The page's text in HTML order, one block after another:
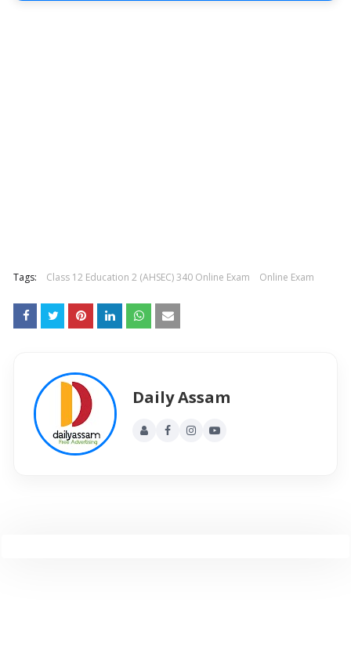
Tags: Class 12 Education 2 (AHSEC) 340 Online Exam Online Exam
Daily Assam